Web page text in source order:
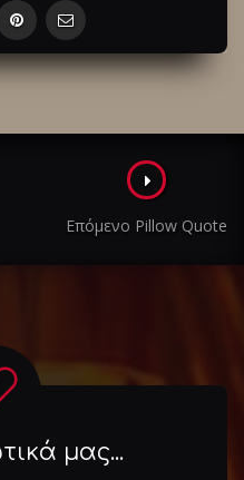
Επόμενο Pillow Quote
μας...